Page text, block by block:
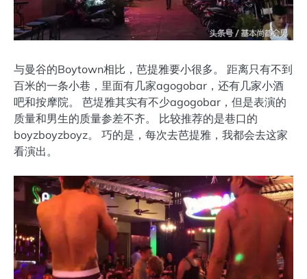
与曼谷的Boytown相比，芭提雅要小很多。 距离只有不到
百米的一条小巷，里面有几家agogobar，还有几家小酒
吧和按摩院。 芭堤雅其实有不少agogobar，但是表演的
质量和男生的质量参差不齐。 比较推荐的是巷口的
boyzboyzboyz。 巧的是，每次去芭提雅，我都会去这家
看演出。